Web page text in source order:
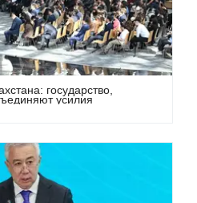
государство,
усилия